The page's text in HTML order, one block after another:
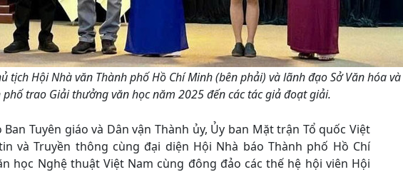
tịch Hội Nhà văn Thành phố Hồ Chí Minh (bên phải) và lãnh đạo Sở Văn hóa và
trao Giải thưởng văn học năm 2025 đến các tác giả đoạt giải.
Tuyên giáo và Dân vận Thành ủy, Ủy ban Mặt trận Tổ quốc Việt
và Truyền thông cùng đại diện Hội Nhà báo Thành phố Hồ Chí
học Nghệ thuật Việt Nam cùng đông đảo các thế hệ hội viên Hội